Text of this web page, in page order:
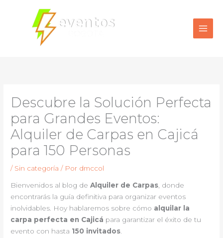
contenido
Descubre la Solución Perfecta
para Grandes Eventos:
Alquiler de Carpas en Cajicá
para 150 Personas
/ Sin categoría / Por dmccol
Bienvenidos al blog deAlquiler de Carpas, donde
encontrarás la guía definitiva para organizar eventos
inolvidables. Hoy hablaremos sobre cómo alquilar la
carpa perfecta en Cajicá para garantizar el éxito de tu
evento con hasta 150 invitados.